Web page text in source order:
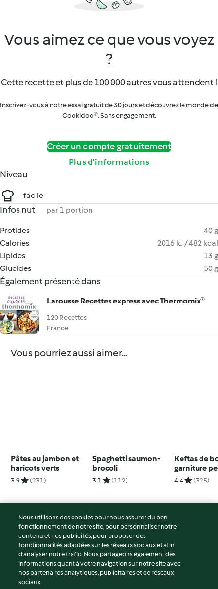
Vous aimez ce que vous voyez
?
Cette recette et plus de 100 000 autres vous attendent !
Inscrivez-vous à notre essai gratuit de 30 jours et découvrez le monde de
Cookidoo®. Sans engagement.
Créer un compte gratuitement
Plus d’informations
Niveau
facile
Infos nut. par 1 portion
Protides
40 g
Calories
2016 kJ / 482 kcal
Lipides
13 g
Glucides
50 g
Également présenté dans
Larousse Recettes express avec Thermomix®
120 Recettes
France
Vous pourriez aussi aimer...
Pâtes au jambon et
haricots verts
3.9 (231)
Spaghetti saumon-
brocoli
3.1 (112)
Keftas de
garniture
citron
4.4 (325)
© Copyright 2026
Conditions d'utilisation
Politique de confidentialité
Non-responsabilité
Mentions légales
Nous utilisons des cookies pour nous assurer du bon
fonctionnement de notre site, pour personnaliser notre
contenu et nos publicités, pour proposer des
fonctionnalités adaptées sur les réseaux sociaux et afin
d’analyser notre trafic. Nous partageons également des
informations quant à votre navigation sur notre site avec
nos partenaires analytiques, publicitaires et de réseaux
sociaux.